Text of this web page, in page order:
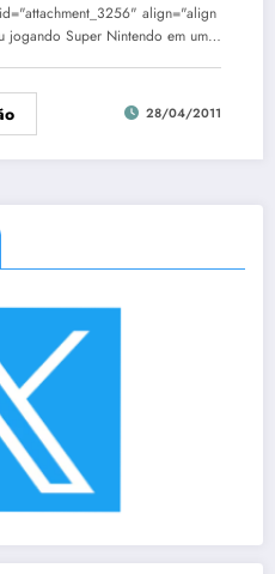
align="align
jogando Super Nintendo em um…
28/04/2011